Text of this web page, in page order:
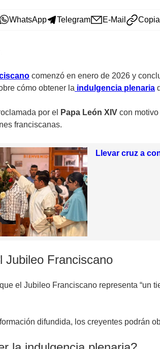
WhatsApp Telegram E-Mail
comenzó en enero de 2026 y
cómo obtener la indulgencia plenaria
por el Papa León XIV con
franciscanas.
Llevar cruz a
Jubileo Franciscano
el Jubileo Franciscano representa “un
difundida, los creyentes podrán